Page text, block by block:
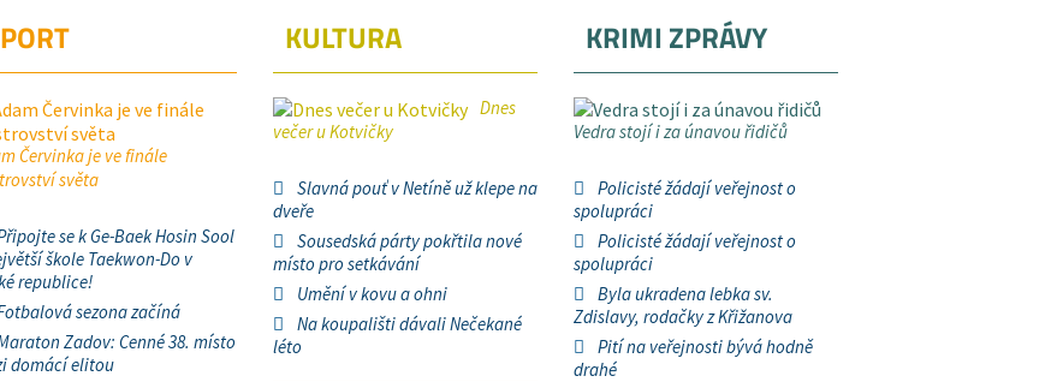
Červinka je ve finále
světa
se k Ge-Baek Hosin Sool
škole Taekwon-Do v
republice!
sezona začíná
Zadov: Cenné 38. místo
domácí elitou
KULTURA
Dnes
večer u Kotvičky
Slavná pouť v Netíně už klepe na
dveře
Sousedská párty pokřtila nové
místo pro setkávání
Umění v kovu a ohni
Na koupališti dávali Nečekané
léto
KRIMI ZPRÁVY
Vedra stojí i za únavou řidičů
Policisté žádají veřejnost o
spolupráci
Policisté žádají veřejnost o
spolupráci
Byla ukradena lebka sv.
Zdislavy, rodačky z Křižanova
Pití na veřejnosti bývá hodně
drahé